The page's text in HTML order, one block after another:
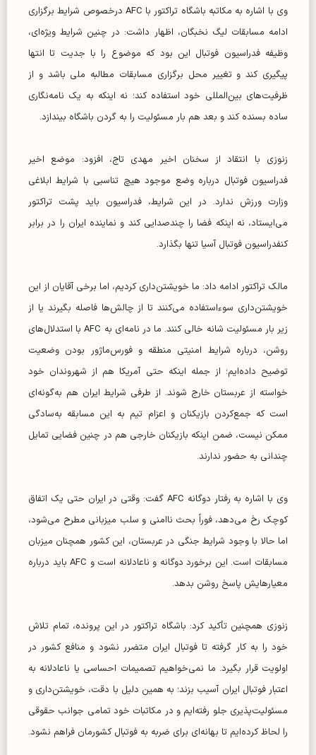
وی با اشاره به مکاتبه باشگاه تراکتور با AFC درخصوص شرایط برگزاری
ادامه مسابقات لیگ نخبگان، اظهار داشت: در چنین شرایط ویژه‌ای،
وظیفه فدراسیون فوتبال این بود که موضوع را با جدیت تا انتها
پیگیری کند و تغییر محل برگزاری مسابقات مطالبه ملی باشد و از
ظرفیت‌های بین‌المللی خود استفاده کند؛ نه اینکه به یک نامه‌نگاری
ساده بسنده کند و بعد هم بار مسئولیت را به گردن باشگاه بیندازد.
زنوزی با انتقاد از سخنان اخیر مهدی تاج، افزود: موضع اخیر
فدراسیون فوتبال درباره وضع موجود هیچ تناسبی با شرایط ابلاغی
وزارت ورزش ندارد. در این شرایط، فدراسیون باید پشت تراکتور
می‌ایستاد، نه اینکه فضا را چندصدایی کند و نماینده ایران را در برابر
کنفدراسیون فوتبال آسیا تنها بگذارد.
مالک تراکتور ادامه داد: ما خویشتن‌داری کردیم، اما برخی آقایان از این
خویشتن‌داری سوءاستفاده می‌کنند تا از چالش‌ها فاصله بگیرند یا از
زیر بار مسئولیت شانه خالی کنند. ما در نامه‌ای به AFC با استدلال‌های
روشن، درباره شرایط امنیتی منطقه و فورس‌ماژور بودن وضعیت
توضیح داده‌ایم؛ از جمله اینکه حتی آمریکا هم از شهروندان خود
خواسته از عربستان خارج شوند. از طرفی شرایط ایران هم به‌گونه‌ای
است که جمع‌کردن بازیکنان و اعزام تیم به این مسابقه به‌سادگی
ممکن نیست، ضمن اینکه بازیکنان خارجی هم در چنین فضایی تمایل
چندانی به حضور ندارند.
وی با اشاره به رفتار دوگانه AFC گفت: وقتی در ایران حتی یک اتفاق
کوچک رخ می‌دهد، فوراً بحث ناامنی و سلب میزبانی مطرح می‌شود،
اما حالا با وجود شرایط جنگی در عربستان، این کشور همچنان میزبان
مسابقات است. این برخورد دوگانه و ناعادلانه است و AFC باید درباره
معیارهایش پاسخ روشن بدهد.
زنوزی همچنین تأکید کرد: باشگاه تراکتور در این پرونده، تمام تلاش
خود را به کار گرفته تا فوتبال ایران متضرر نشود و منافع کشور در
اولویت قرار بگیرد. ما نمی‌خواهیم تصمیمات احساسی یا ناعادلانه به
اعتبار فوتبال ایران آسیب بزند؛ به همین دلیل با دقت، خویشتن‌داری و
مسئولیت‌پذیری جلو رفته‌ایم و در مکاتبات خود تمامی جوانب حقوقی
را لحاظ کرده‌ایم تا بهانه‌ای برای ضربه به فوتبال کشورمان فراهم نشود.